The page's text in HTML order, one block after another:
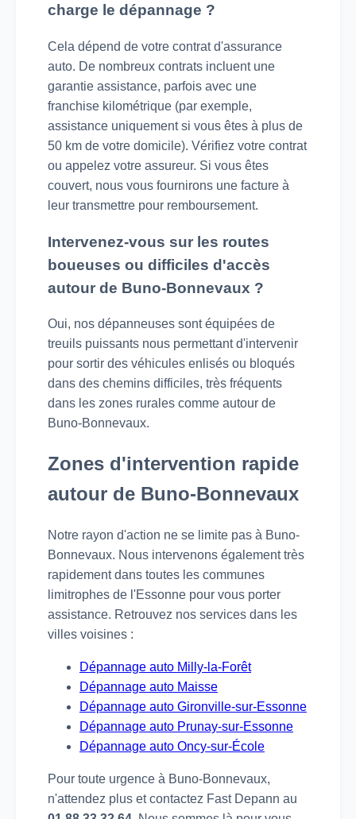
charge le dépannage ?
Cela dépend de votre contrat d'assurance
auto. De nombreux contrats incluent une
garantie assistance, parfois avec une
franchise kilométrique (par exemple,
assistance uniquement si vous êtes à plus de
50 km de votre domicile). Vérifiez votre contrat
ou appelez votre assureur. Si vous êtes
couvert, nous vous fournirons une facture à
leur transmettre pour remboursement.
Intervenez-vous sur les routes
boueuses ou difficiles d'accès
autour de Buno-Bonnevaux ?
Oui, nos dépanneuses sont équipées de
treuils puissants nous permettant d'intervenir
pour sortir des véhicules enlisés ou bloqués
dans des chemins difficiles, très fréquents
dans les zones rurales comme autour de
Buno-Bonnevaux.
Zones d'intervention rapide
autour de Buno-Bonnevaux
Notre rayon d'action ne se limite pas à Buno-
Bonnevaux. Nous intervenons également très
rapidement dans toutes les communes
limitrophes de l'Essonne pour vous porter
assistance. Retrouvez nos services dans les
villes voisines :
Dépannage auto Milly-la-Forêt
Dépannage auto Maisse
Dépannage auto Gironville-sur-Essonne
Dépannage auto Prunay-sur-Essonne
Dépannage auto Oncy-sur-École
Pour toute urgence à Buno-Bonnevaux,
n'attendez plus et contactez Fast Depann au